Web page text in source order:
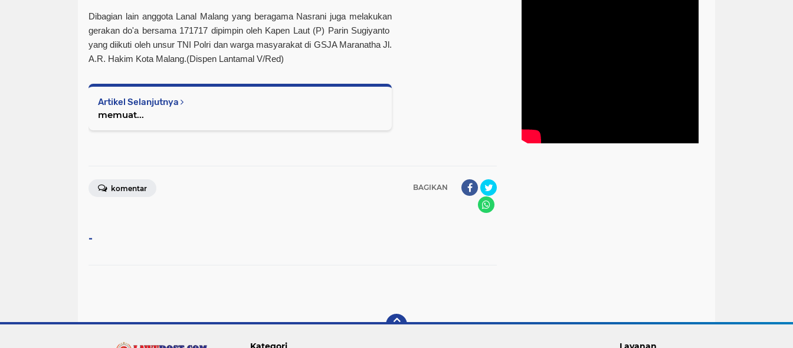
Dibagian lain anggota Lanal Malang yang beragama Nasrani juga melakukan
gerakan do'a bersama 171717 dipimpin oleh Kapen Laut (P) Parin Sugiyanto
yang diikuti oleh unsur TNI Polri dan warga masyarakat di GSJA Maranatha Jl.
A.R. Hakim Kota Malang.(Dispen Lantamal V/Red)
Artikel Selanjutnya
memuat...
BAGIKAN
komentar
-